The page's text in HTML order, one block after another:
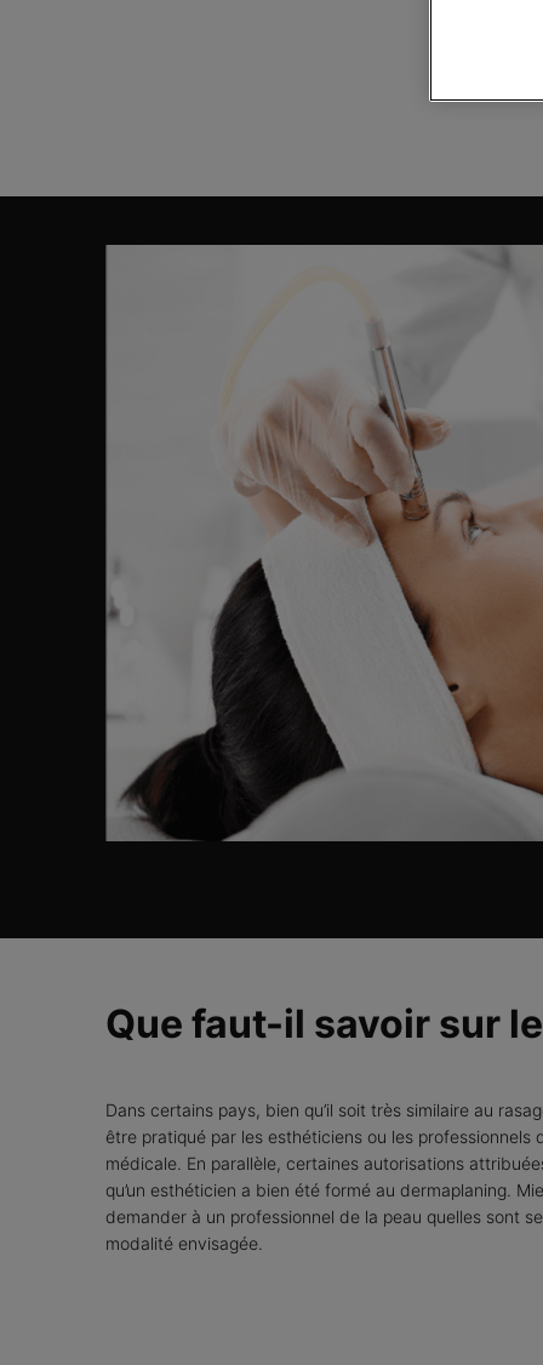
Que faut-il savoir sur
Dans certains pays, bien qu’il soit très similaire au
être pratiqué par les esthéticiens ou les professionnels
médicale. En parallèle, certaines autorisations
qu’un esthéticien a bien été formé au dermaplaning.
demander à un professionnel de la peau quelles sont
modalité envisagée.